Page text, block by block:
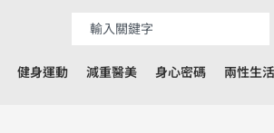
健身運動 減重醫美 身心密碼 兩性生活